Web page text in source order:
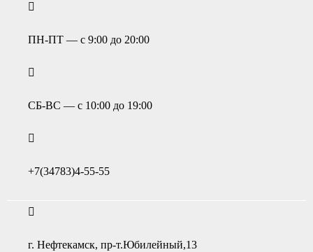
ПН-ПТ — с 9:00 до 20:00
СБ-ВС — с 10:00 до 19:00
+7(34783)4-55-55
г. Нефтекамск, пр-т.Юбилейный,13